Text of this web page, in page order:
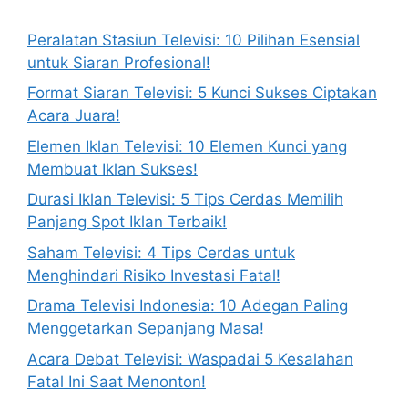
Peralatan Stasiun Televisi: 10 Pilihan Esensial
untuk Siaran Profesional!
Format Siaran Televisi: 5 Kunci Sukses Ciptakan
Acara Juara!
Elemen Iklan Televisi: 10 Elemen Kunci yang
Membuat Iklan Sukses!
Durasi Iklan Televisi: 5 Tips Cerdas Memilih
Panjang Spot Iklan Terbaik!
Saham Televisi: 4 Tips Cerdas untuk
Menghindari Risiko Investasi Fatal!
Drama Televisi Indonesia: 10 Adegan Paling
Menggetarkan Sepanjang Masa!
Acara Debat Televisi: Waspadai 5 Kesalahan
Fatal Ini Saat Menonton!